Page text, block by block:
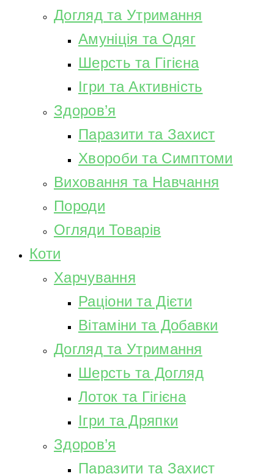
Догляд та Утримання
Амуніція та Одяг
Шерсть та Гігієна
Ігри та Активність
Здоров’я
Паразити та Захист
Хвороби та Симптоми
Виховання та Навчання
Породи
Огляди Товарів
Коти
Харчування
Раціони та Дієти
Вітаміни та Добавки
Догляд та Утримання
Шерсть та Догляд
Лоток та Гігієна
Ігри та Дряпки
Здоров’я
Паразити та Захист